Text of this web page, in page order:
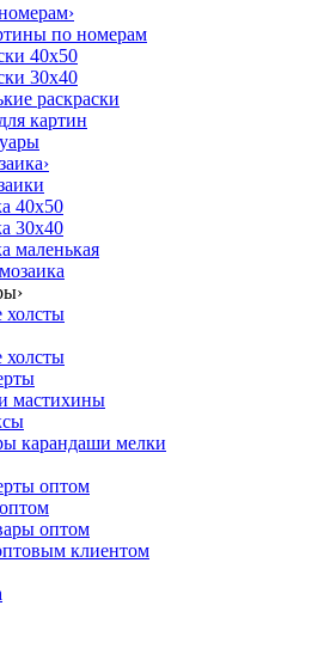
›
по номерам
40х50
30х40
раскраски
картин
›
40х50
30х40
маленькая
›
холсты
холсты
мастихины
карандаши мелки
оптом
оптом
клиентом